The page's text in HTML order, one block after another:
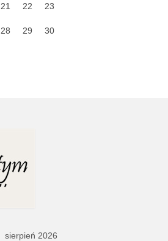
21 22 23
28 29 30
sierpień 2026